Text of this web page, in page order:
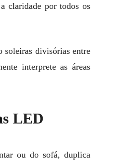
claridade por todos os
soleiras divisórias entre
interprete as áreas
LED
ou do sofá, duplica